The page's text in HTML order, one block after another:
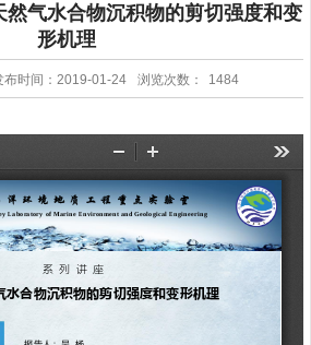
气水合物沉积物的剪切强度和变
形机理
布时间：2019-01-24 浏览次数： 1484